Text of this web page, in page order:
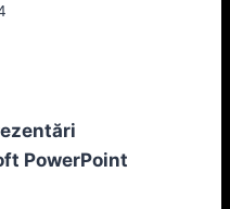
PowerPoint